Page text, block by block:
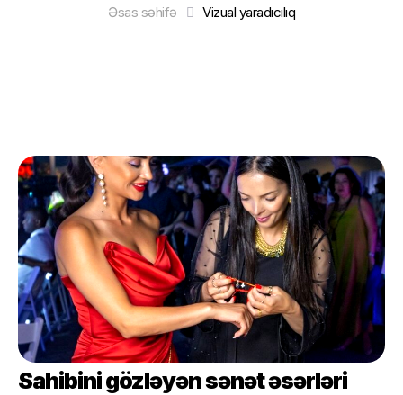
Əsas səhifə Vizual yaradıcılıq
Sahibini gözləyən sənət əsərləri